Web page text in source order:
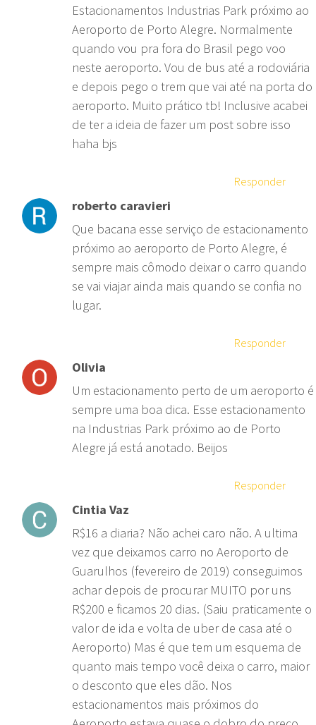
Estacionamentos Industrias Park próximo ao
Aeroporto de Porto Alegre. Normalmente
quando vou pra fora do Brasil pego voo
neste aeroporto. Vou de bus até a rodoviária
e depois pego o trem que vai até na porta do
aeroporto. Muito prático tb! Inclusive acabei
de ter a ideia de fazer um post sobre isso
haha bjs
Responder
roberto caravieri
Que bacana esse serviço de estacionamento
próximo ao aeroporto de Porto Alegre, é
sempre mais cômodo deixar o carro quando
se vai viajar ainda mais quando se confia no
lugar.
Responder
Olivia
Um estacionamento perto de um aeroporto é
sempre uma boa dica. Esse estacionamento
na Industrias Park próximo ao de Porto
Alegre já está anotado. Beijos
Responder
Cintia Vaz
R$16 a diaria? Não achei caro não. A ultima
vez que deixamos carro no Aeroporto de
Guarulhos (fevereiro de 2019) conseguimos
achar depois de procurar MUITO por uns
R$200 e ficamos 20 dias. (Saiu praticamente o
valor de ida e volta de uber de casa até o
Aeroporto) Mas é que tem um esquema de
quanto mais tempo você deixa o carro, maior
o desconto que eles dão. Nos
estacionamentos mais próximos do